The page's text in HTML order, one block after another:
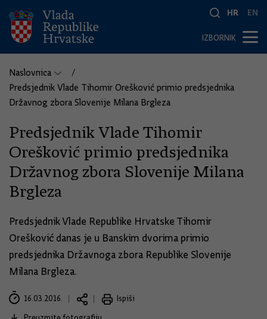
HR EN
IZBORNIK
Naslovnica
Predsjednik Vlade Tihomir Orešković primio predsjednika
Državnog zbora Slovenije Milana Brgleza
Predsjednik Vlade Tihomir
Orešković primio predsjednika
Državnog zbora Slovenije Milana
Brgleza
Predsjednik Vlade Republike Hrvatske Tihomir
Orešković danas je u Banskim dvorima primio
predsjednika Državnoga zbora Republike Slovenije
Milana Brgleza.
16.03.2016.
Ispiši